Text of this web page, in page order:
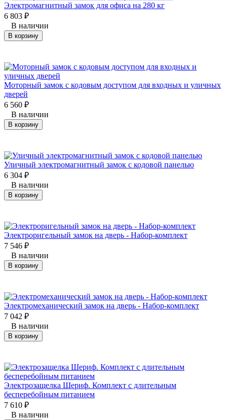
Электромагнитный замок для офиса на 280 кг
6 803 ₽
В наличии
В корзину
Моторный замок с кодовым доступом для входных и уличных
дверей
6 560 ₽
В наличии
В корзину
Уличный электромагнитный замок с кодовой панелью
6 304 ₽
В наличии
В корзину
Электроригельный замок на дверь - Набор-комплект
7 546 ₽
В наличии
В корзину
Электромеханический замок на дверь - Набор-комплект
7 042 ₽
В наличии
В корзину
Электрозащелка Шериф. Комплект с длительным
бесперебойным питанием
7 610 ₽
В наличии